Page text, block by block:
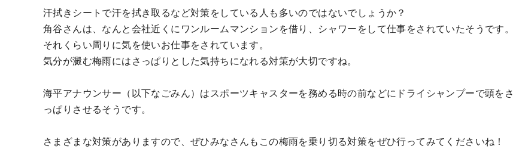
汗拭きシートで汗を拭き取るなど対策をしている人も多いのではないでしょうか？
角谷さんは、なんと会社近くにワンルームマンションを借り、シャワーをして仕事をされていたそうです。
それくらい周りに気を使いお仕事をされています。
気分が澱む梅雨にはさっぱりとした気持ちになれる対策が大切ですね。
海平アナウンサー（以下なごみん）はスポーツキャスターを務める時の前などにドライシャンプーで頭をさ
っぱりさせるそうです。
さまざまな対策がありますので、ぜひみなさんもこの梅雨を乗り切る対策をぜひ行ってみてくださいね！